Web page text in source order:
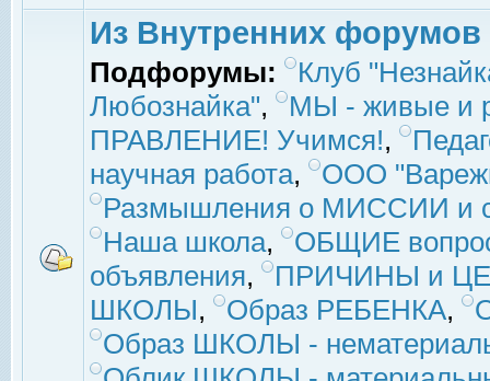
Из Внутренних форумов
Подфорумы:
Клуб
Любознайка",
МЫ - живые и
ПРАВЛЕНИЕ! Учимся!,
научная работа,
ООО
Размышления о МИССИИ и
Наша школа,
ОБЩИЕ
объявления,
ПРИЧИНЫ и
ШКОЛЫ, Образ РЕБЕНКА,
Образ ШКОЛЫ -